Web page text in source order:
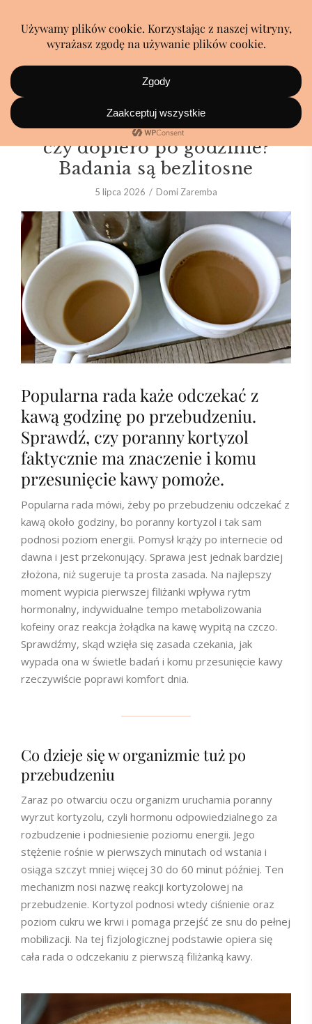
Kawa zaraz po przebudzeniu
czy dopiero po godzinie?
Badania są bezlitosne
5 lipca 2026 Domi Zaremba
Popularna rada każe odczekać z
kawą godzinę po przebudzeniu.
Sprawdź, czy poranny kortyzol
faktycznie ma znaczenie i komu
przesunięcie kawy pomoże.
Popularna rada mówi, żeby po przebudzeniu odczekać z
kawą około godziny, bo poranny kortyzol i tak sam
podnosi poziom energii. Pomysł krąży po internecie od
dawna i jest przekonujący. Sprawa jest jednak bardziej
złożona, niż sugeruje ta prosta zasada. Na najlepszy
moment wypicia pierwszej filiżanki wpływa rytm
hormonalny, indywidualne tempo metabolizowania
kofeiny oraz reakcja żołądka na kawę wypitą na czczo.
Sprawdźmy, skąd wzięła się zasada czekania, jak
wypada ona w świetle badań i komu przesunięcie kawy
rzeczywiście poprawi komfort dnia.
Co dzieje się w organizmie tuż po
przebudzeniu
Zaraz po otwarciu oczu organizm uruchamia poranny
wyrzut kortyzolu, czyli hormonu odpowiedzialnego za
rozbudzenie i podniesienie poziomu energii. Jego
stężenie rośnie w pierwszych minutach od wstania i
osiąga szczyt mniej więcej 30 do 60 minut później. Ten
mechanizm nosi nazwę reakcji kortyzolowej na
przebudzenie. Kortyzol podnosi wtedy ciśnienie oraz
poziom cukru we krwi i pomaga przejść ze snu do pełnej
mobilizacji. Na tej fizjologicznej podstawie opiera się
cała rada o odczekaniu z pierwszą filiżanką kawy.